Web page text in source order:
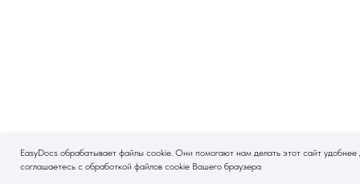
EasyDocs обрабатывает файлы cookie. Они помогают нам делать этот сайт
соглашаетесь с обработкой файлов cookie Вашего браузера